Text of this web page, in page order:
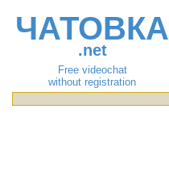
ЧАТОВКА
.net
Free videochat
without registration